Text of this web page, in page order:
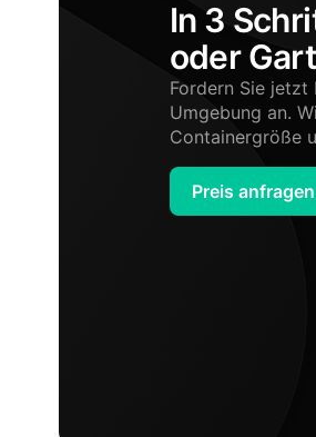
In 3
oder
Fordern Sie
Umgebung an.
Containergröße
Preis anfragen